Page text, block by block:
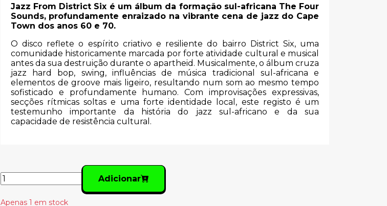
Jazz From District Six é um álbum da formação sul-africana The Four
Sounds, profundamente enraizado na vibrante cena de jazz do Cape
Town dos anos 60 e 70.
O disco reflete o espírito criativo e resiliente do bairro District Six, uma
comunidade historicamente marcada por forte atividade cultural e musical
antes da sua destruição durante o apartheid. Musicalmente, o álbum cruza
jazz hard bop, swing, influências de música tradicional sul-africana e
elementos de groove mais ligeiro, resultando num som ao mesmo tempo
sofisticado e profundamente humano. Com improvisações expressivas,
secções rítmicas soltas e uma forte identidade local, este registo é um
testemunho importante da história do jazz sul-africano e da sua
capacidade de resistência cultural.
Adicionar
Apenas 1 em stock